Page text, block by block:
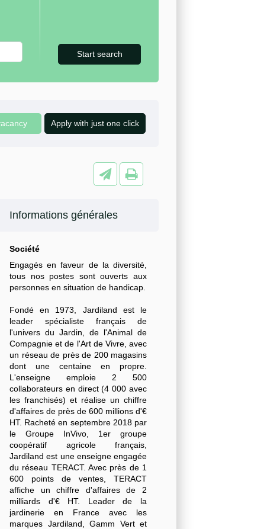
Informations générales
Société
Engagés en faveur de la diversité,
tous nos postes sont ouverts aux
personnes en situation de handicap.
Fondé en 1973, Jardiland est le
leader spécialiste français de
l'univers du Jardin, de l'Animal de
Compagnie et de l'Art de Vivre, avec
un réseau de près de 200 magasins
dont une centaine en propre.
L'enseigne emploie 2 500
collaborateurs en direct (4 000 avec
les franchisés) et réalise un chiffre
d'affaires de près de 600 millions d'€
HT. Racheté en septembre 2018 par
le Groupe InVivo, 1er groupe
coopératif agricole français,
Jardiland est une enseigne engagée
du réseau TERACT. Avec près de 1
600 points de ventes, TERACT
affiche un chiffre d'affaires de 2
milliards d'€ HT. Leader de la
jardinerie en France avec les
marques Jardiland, Gamm Vert et